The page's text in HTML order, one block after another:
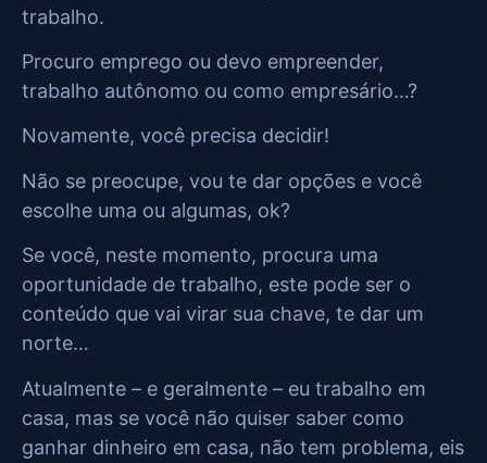
trabalho.
Procuro emprego ou devo empreender,
trabalho autônomo ou como empresário…?
Novamente, você precisa decidir!
Não se preocupe, vou te dar opções e você
escolhe uma ou algumas, ok?
Se você, neste momento, procura uma
oportunidade de trabalho, este pode ser o
conteúdo que vai virar sua chave, te dar um
norte…
Atualmente – e geralmente – eu trabalho em
casa, mas se você não quiser saber como
ganhar dinheiro em casa, não tem problema, eis